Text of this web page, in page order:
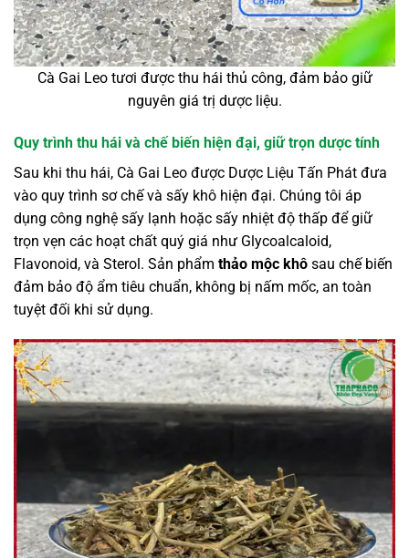
Cà Gai Leo tươi được thu hái thủ công, đảm bảo giữ
nguyên giá trị dược liệu.
Quy trình thu hái và chế biến hiện đại, giữ trọn dược tính
Sau khi thu hái, Cà Gai Leo được Dược Liệu Tấn Phát đưa
vào quy trình sơ chế và sấy khô hiện đại. Chúng tôi áp
dụng công nghệ sấy lạnh hoặc sấy nhiệt độ thấp để giữ
trọn vẹn các hoạt chất quý giá như Glycoalcaloid,
Flavonoid, và Sterol. Sản phẩm thảo mộc khô sau chế biến
đảm bảo độ ẩm tiêu chuẩn, không bị nấm mốc, an toàn
tuyệt đối khi sử dụng.